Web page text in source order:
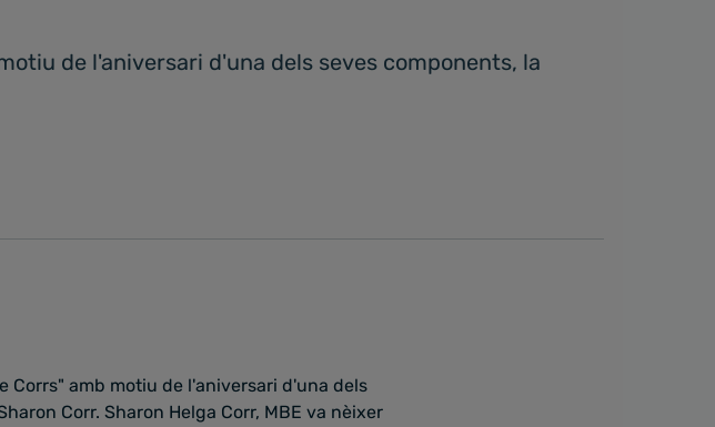
de l'aniversari d'una dels seves components, la
Corrs" amb motiu de l'aniversari d'una dels
Corr. Sharon Helga Corr, MBE va nèixer